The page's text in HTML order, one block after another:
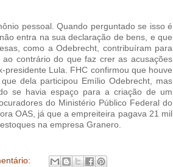
pessoal. Quando perguntado se isso é
entra na sua declaração de bens, e que
como a Odebrecht, contribuíram para
contrário do que faz crer as acusações
Lula. FHC confirmou que houve
dela participou Emílio Odebrecht, mas
se havia espaço para a criação de um
do Ministério Público Federal do
OAS, já que a empreiteira pagava 21 mil
na empresa Granero.